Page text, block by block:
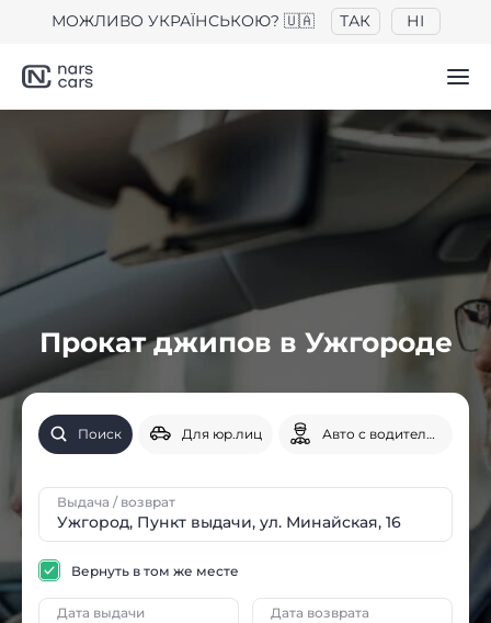
МОЖЛИВО УКРАЇНСЬКОЮ? 🇺🇦 ТАК НІ
Прокат джипов в Ужгороде
Поиск Для юр.лиц Авто с водителем
Выдача / возврат
Дата выдачи Дата возврата
Вернуть в том же месте